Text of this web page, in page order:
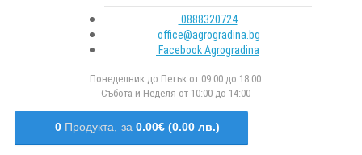
0888320724
office@agrogradina.bg
Facebook Agrogradina
Понеделник до Петък от 09:00 до 18:00
Събота и Неделя от 10:00 до 14:00
0 Продукта, за 0.00€ (0.00 лв.)